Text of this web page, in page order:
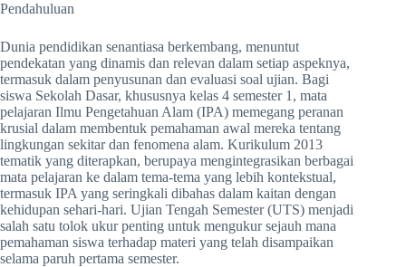
Pendahuluan
Dunia pendidikan senantiasa berkembang, menuntut
pendekatan yang dinamis dan relevan dalam setiap aspeknya,
termasuk dalam penyusunan dan evaluasi soal ujian. Bagi
siswa Sekolah Dasar, khususnya kelas 4 semester 1, mata
pelajaran Ilmu Pengetahuan Alam (IPA) memegang peranan
krusial dalam membentuk pemahaman awal mereka tentang
lingkungan sekitar dan fenomena alam. Kurikulum 2013
tematik yang diterapkan, berupaya mengintegrasikan berbagai
mata pelajaran ke dalam tema-tema yang lebih kontekstual,
termasuk IPA yang seringkali dibahas dalam kaitan dengan
kehidupan sehari-hari. Ujian Tengah Semester (UTS) menjadi
salah satu tolok ukur penting untuk mengukur sejauh mana
pemahaman siswa terhadap materi yang telah disampaikan
selama paruh pertama semester.